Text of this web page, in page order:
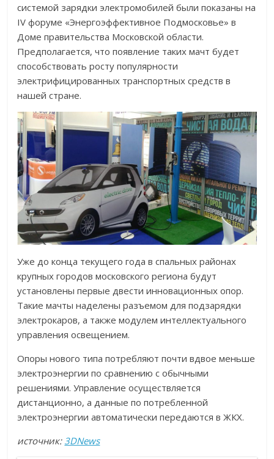
системой зарядки электромобилей были показаны на
IV форуме «Энергоэффективное Подмосковье» в
Доме правительства Московской области.
Предполагается, что появление таких мачт будет
способствовать росту популярности
электрифицированных транспортных средств в
нашей стране.
Уже до конца текущего года в спальных районах
крупных городов московского региона будут
установлены первые двести инновационных опор.
Такие мачты наделены разъемом для подзарядки
электрокаров, а также модулем интеллектуального
управления освещением.
Опоры нового типа потребляют почти вдвое меньше
электроэнергии по сравнению с обычными
решениями. Управление осуществляется
дистанционно, а данные по потребленной
электроэнергии автоматически передаются в ЖКХ.
источник: 3DNews